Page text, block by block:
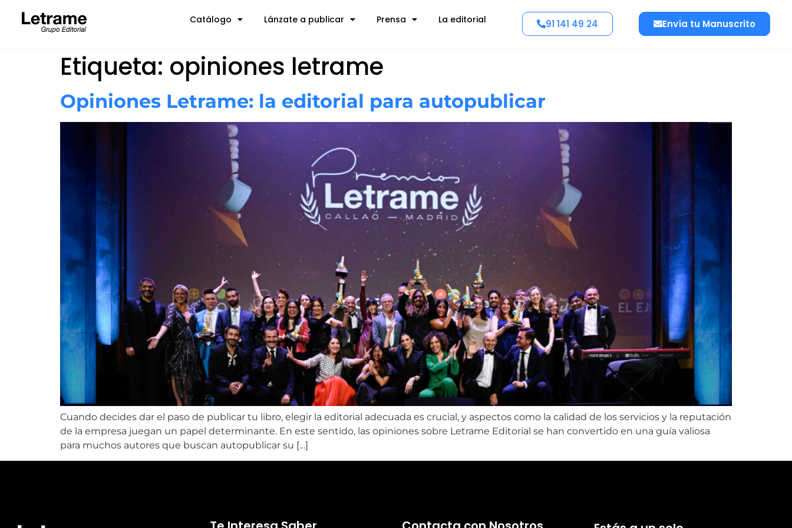
Catálogo Lánzate a publicar Prensa La editorial 91 141 49 24 Envía tu Manuscrito
Etiqueta: opiniones letrame
Opiniones Letrame: la editorial para autopublicar
Cuando decides dar el paso de publicar tu libro, elegir la editorial adecuada es crucial, y aspectos como la calidad de los servicios y la reputación
de la empresa juegan un papel determinante. En este sentido, las opiniones sobre Letrame Editorial se han convertido en una guía valiosa
para muchos autores que buscan autopublicar su […]